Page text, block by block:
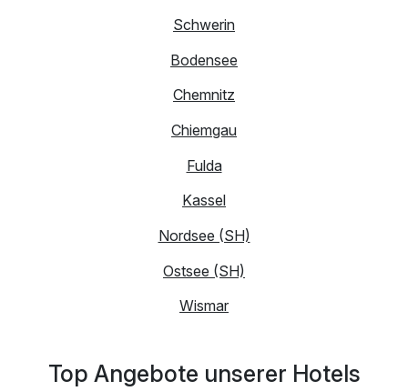
Schwerin
Bodensee
Chemnitz
Chiemgau
Fulda
Kassel
Nordsee (SH)
Ostsee (SH)
Wismar
Top Angebote unserer Hotels